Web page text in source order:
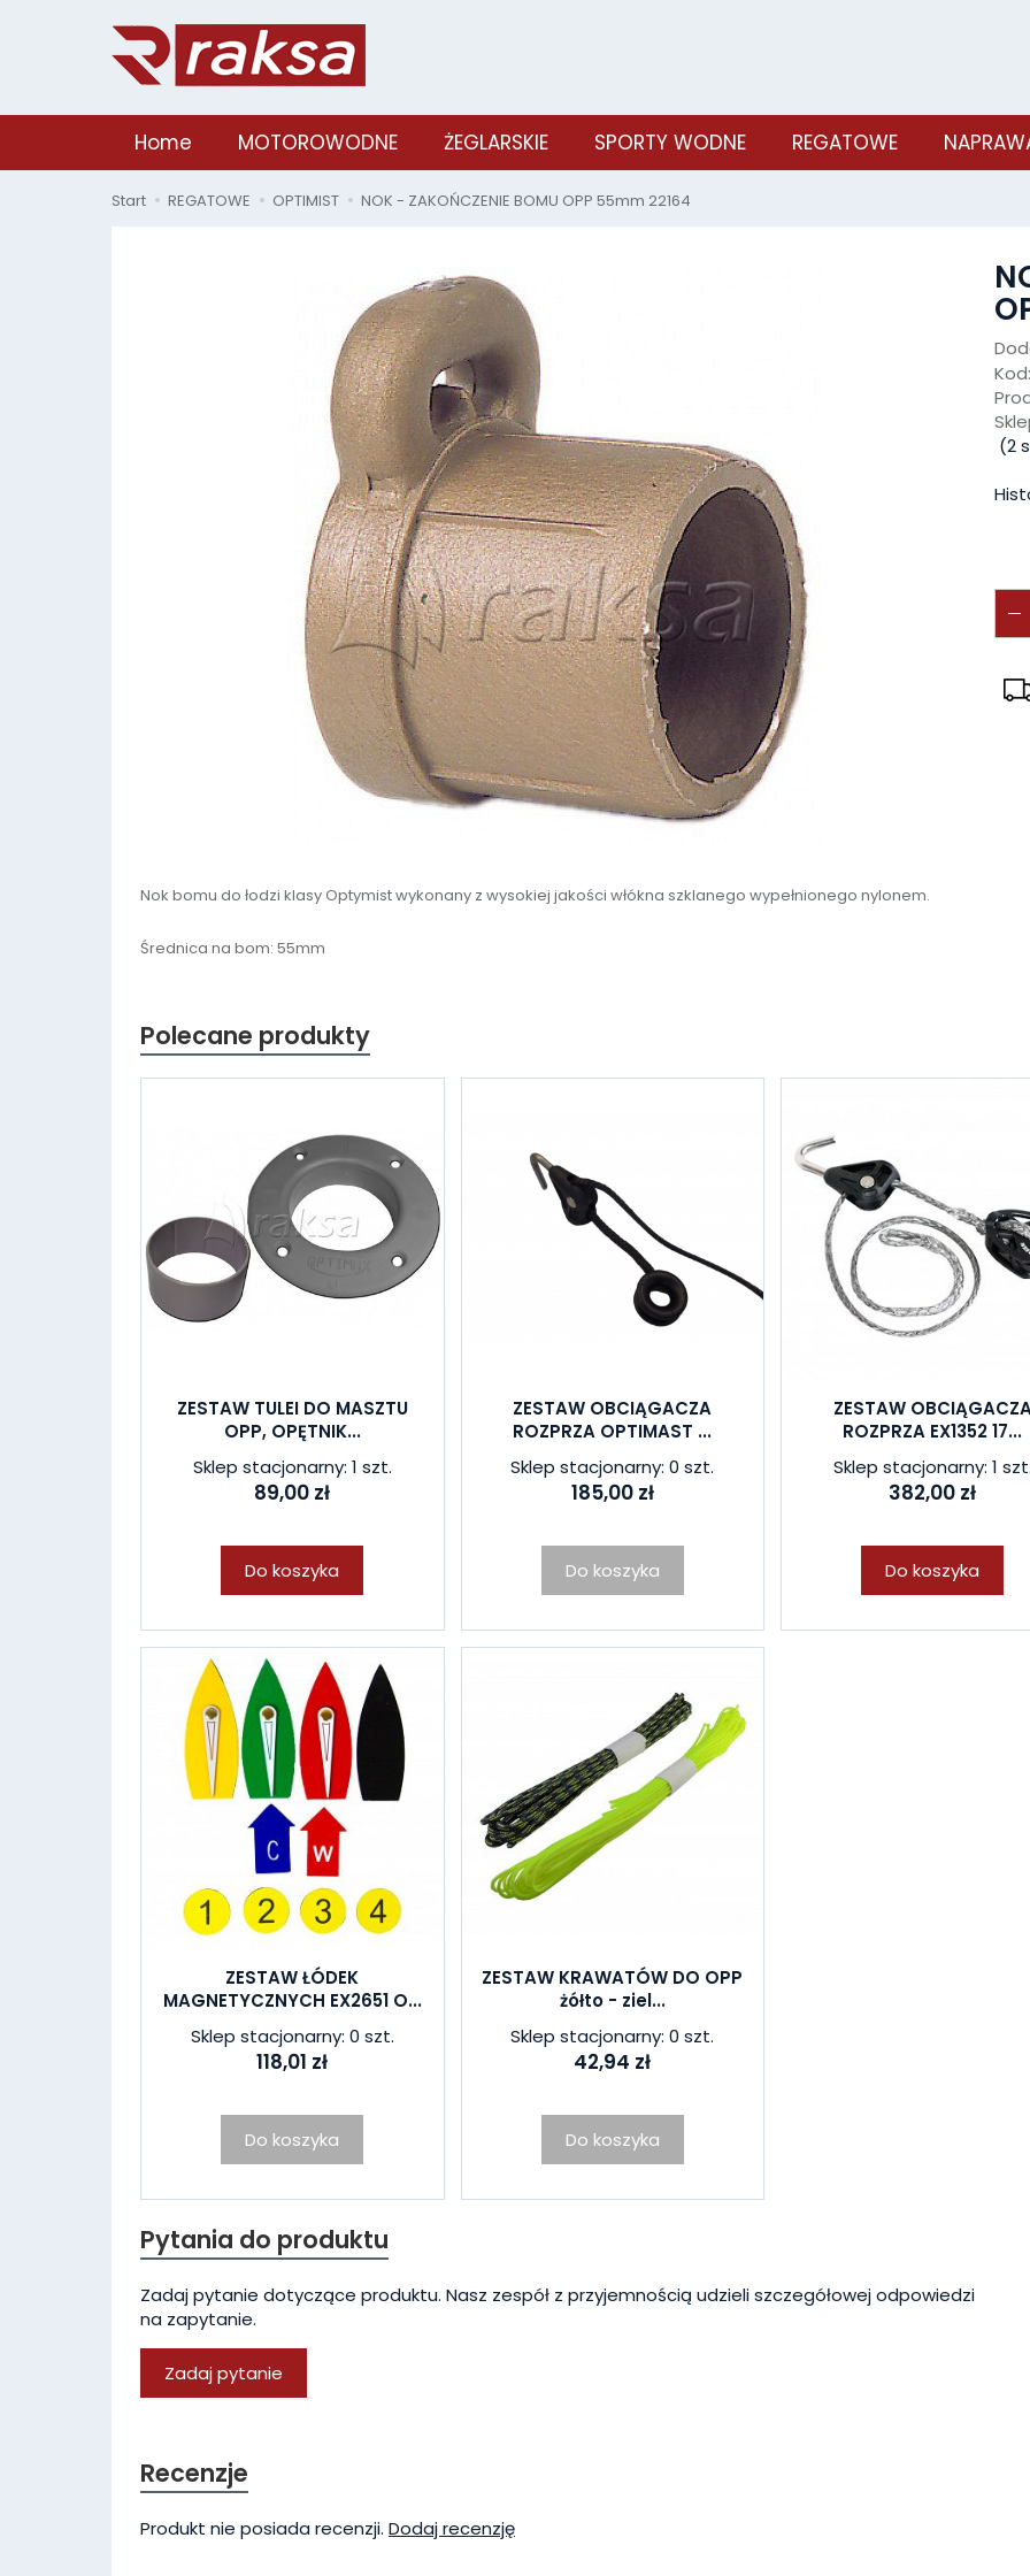
Home MOTOROWODNE ŻEGLARSKIE SPORTY WODNE REGATOWE
Start REGATOWE OPTIMIST NOK - ZAKOŃCZENIE BOMU OPP 55mm 22164
Kod:
(2
Nok bomu do łodzi klasy Optymist wykonany z wysokiej jakości włókna szklanego wypełnionego nylonem.
Średnica na bom: 55mm
Polecane produkty
ZESTAW TULEI DO MASZTU
OPP, OPĘTNIK...
Sklep stacjonarny: 1 szt.
89,00 zł
Do koszyka
ZESTAW OBCIĄGACZA
ROZPRZA OPTIMAST ...
Sklep stacjonarny: 0 szt.
185,00 zł
Do koszyka
ZESTAW
ROZPRZA EX1352 17...
Sklep stacjonarny: 1 szt.
382,00 zł
Do koszyka
ZESTAW ŁÓDEK
MAGNETYCZNYCH EX2651 O...
Sklep stacjonarny: 0 szt.
118,01 zł
Do koszyka
ZESTAW KRAWATÓW DO OPP
żółto - ziel...
Sklep stacjonarny: 0 szt.
42,94 zł
Do koszyka
Pytania do produktu
Zadaj pytanie dotyczące produktu. Nasz zespół z przyjemnością udzieli szczegółowej odpowiedzi
na zapytanie.
Zadaj pytanie
Recenzje
Produkt nie posiada recenzji. Dodaj recenzję